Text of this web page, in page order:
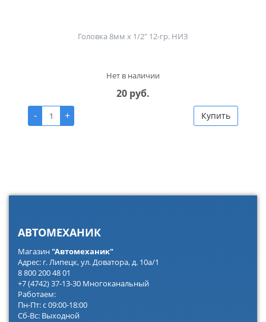
Головка 8мм х 1/2" 12-гр. НИЗ
Нет в наличии
20 руб.
-
+ Купить
АВТОМЕХАНИК
Магазин"Автомеханик"
Адрес: г. Липецк, ул. Доватора, д. 10а/1
8 800 200 48 01
+7 (4742) 37-13-30 Многоканальный
Работаем:
Пн-Пт: с 09:00-18:00
Сб-Вс: Выходной